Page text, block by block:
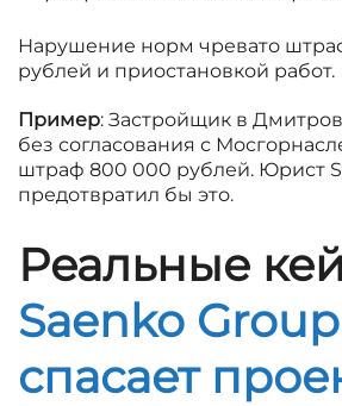
Нарушение норм чревато
рублей и приостановкой работ.
Пример: Застройщик в
без согласования с
штраф 800 000 рублей. Юрист
предотвратил бы это.
Реальные
Saenko Group
спасает